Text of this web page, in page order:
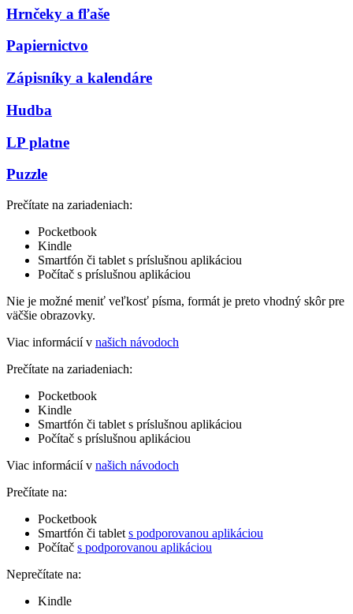
Hrnčeky a fľaše
Papiernictvo
Zápisníky a kalendáre
Hudba
LP platne
Puzzle
Prečítate na zariadeniach:
Pocketbook
Kindle
Smartfón či tablet s príslušnou aplikáciou
Počítač s príslušnou aplikáciou
Nie je možné meniť veľkosť písma, formát je preto vhodný skôr pre
väčšie obrazovky.
Viac informácií v našich návodoch
Prečítate na zariadeniach:
Pocketbook
Kindle
Smartfón či tablet s príslušnou aplikáciou
Počítač s príslušnou aplikáciou
Viac informácií v našich návodoch
Prečítate na:
Pocketbook
Smartfón či tablet s podporovanou aplikáciou
Počítač s podporovanou aplikáciou
Neprečítate na:
Kindle